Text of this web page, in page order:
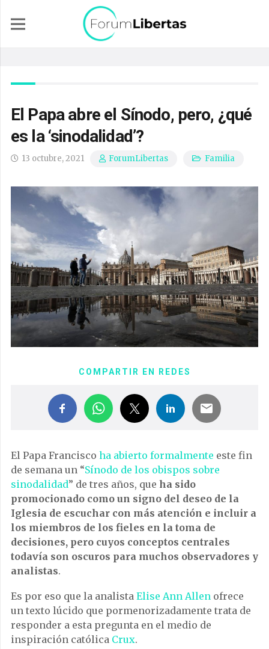
El Papa abre el Sínodo, pero, ¿qué
es la ‘sinodalidad’?
13 octubre, 2021 ForumLibertas Familia
COMPARTIR EN REDES
El Papa Francisco ha abierto formalmente este fin
de semana un “Sínodo de los obispos sobre
sinodalidad” de tres años, que ha sido
promocionado como un signo del deseo de la
Iglesia de escuchar con más atención e incluir a
los miembros de los fieles en la toma de
decisiones, pero cuyos conceptos centrales
todavía son oscuros para muchos observadores y
analistas.
Es por eso que la analista Elise Ann Allen ofrece
un texto lúcido que pormenorizadamente trata de
responder a esta pregunta en el medio de
inspiración católica Crux.